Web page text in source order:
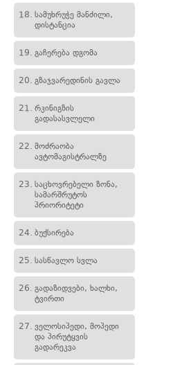
18. სამუხრუჭე მანძილი,
დისტანცია
19. გაჩერება დგომა
20. გზაჯვარედინის გავლა
21. რკინიგზის
გადასასვლელი
22. მოძრაობა
ავტომაგისტრალზე
23. საცხოვრებელი ზონა,
სამარშრუტოს
პრიორიტეტი
24. ბუქსირება
25. სასწავლო სვლა
26. გადაზიდვები, ხალხი,
ტვირთი
27. ველოსიპედი, მოპედი
და პირუტყვის
გადარეკვა